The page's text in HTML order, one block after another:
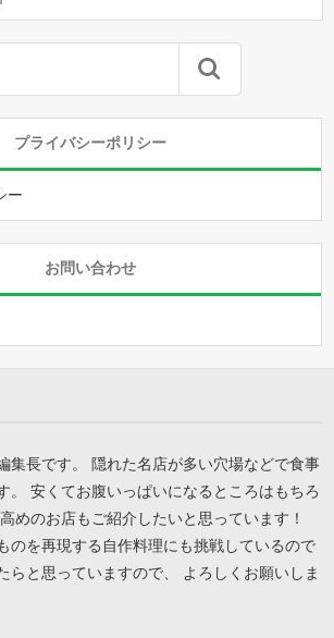
プライバシーポリシー
ー
お問い合わせ
集長です。 隠れた名店が多い穴場などで食事
。 安くてお腹いっぱいになるところはもちろ
めのお店もご紹介したいと思っています！
のを再現する自作料理にも挑戦しているので
らと思っていますので、 よろしくお願いしま